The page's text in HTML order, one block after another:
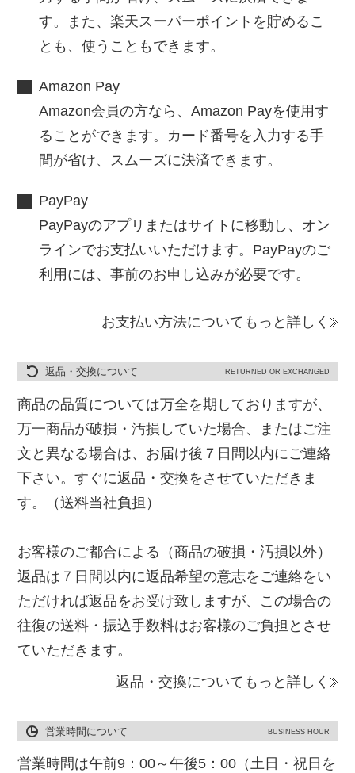
す。また、楽天スーパーポイントを貯めるこ
とも、使うこともできます。
Amazon Pay
Amazon会員の方なら、Amazon Payを使用す
ることができます。カード番号を入力する手
間が省け、スムーズに決済できます。
PayPay
PayPayのアプリまたはサイトに移動し、オン
ラインでお支払いいただけます。PayPayのご
利用には、事前のお申し込みが必要です。
お支払い方法についてもっと詳しく
返品・交換について RETURNED OR EXCHANGED
商品の品質については万全を期しておりますが、
万一商品が破損・汚損していた場合、またはご注
文と異なる場合は、お届け後７日間以内にご連絡
下さい。すぐに返品・交換をさせていただきま
す。（送料当社負担）
お客様のご都合による（商品の破損・汚損以外）
返品は７日間以内に返品希望の意志をご連絡をい
ただければ返品をお受け致しますが、この場合の
往復の送料・振込手数料はお客様のご負担とさせ
ていただきます。
返品・交換についてもっと詳しく
営業時間について BUSINESS HOUR
営業時間は午前9：00～午後5：00（土日・祝日を